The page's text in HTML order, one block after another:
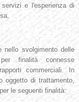
e l'esperienza di
nello svolgimento delle
finalità connesse
commerciali. In
oggetto di trattamento,
le seguenti finalità: